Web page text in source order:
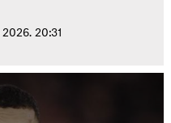
20:31